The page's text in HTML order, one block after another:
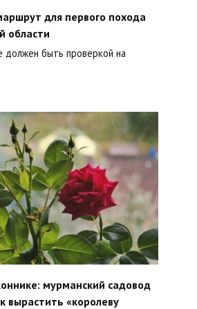
для первого похода
области
должен быть проверкой на
мурманский садовод
вырастить «королеву